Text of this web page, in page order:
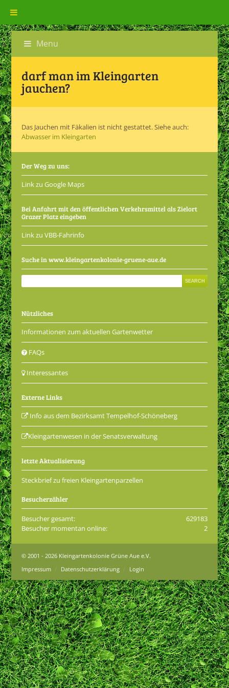
Menu
darf man im Kleingarten
jauchen?
Das Jauchen mit Fäkalien ist nicht gestattet. Siehe auch:
Abwasser im Kleingarten
Der Weg zu uns:
Link zu Google Maps
Bei Anfahrt mit den öffentlichen Verkehrsmittel als Zielort
Grazer Platz eingeben
Link zu VBB-Fahrinfo
Suche in www.kleingartenkolonie-gruene-aue.de
Nützliches
Informationen zum aktuellen Gartenwetter
FAQs
Interessantes
Externe Links
Info aus dem Bezirksamt Tempelhof-Schöneberg
Kleingartenwesen in der Senatsverwaltung
letzte Aktualisierung
Steckbrief zu freien Kleingartenparzellen
Besucherzähler
629183
Besucher gesamt:
2
Besucher momentan online:
© 2001 - 2026 Kleingartenkolonie Grüne Aue e.V.
Impressum
Datenschutzerklärung Login